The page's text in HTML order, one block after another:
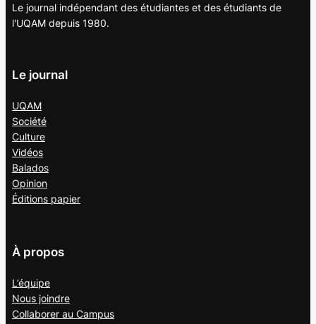
Le journal indépendant des étudiantes et des étudiants de
l'UQAM depuis 1980.
Le journal
UQAM
Société
Culture
Vidéos
Balados
Opinion
Éditions papier
À propos
L’équipe
Nous joindre
Collaborer au Campus